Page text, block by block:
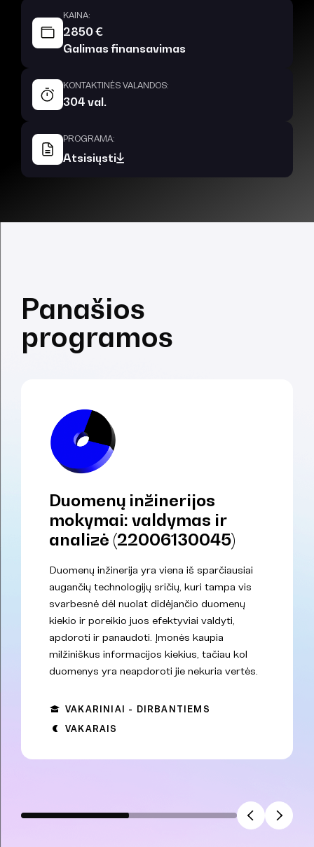
KAINA:
2850 €
Galimas finansavimas
KONTAKTINĖS VALANDOS:
304 val.
PROGRAMA:
Atsisiųsti
Panašios
programos
Duomenų inžinerijos
mokymai: valdymas ir
analizė (22006130045)
Duomenų inžinerija yra viena iš sparčiausiai
augančių technologijų sričių, kuri tampa vis
svarbesnė dėl nuolat didėjančio duomenų
kiekio ir poreikio juos efektyviai valdyti,
apdoroti ir panaudoti. Įmonės kaupia
milžiniškus informacijos kiekius, tačiau kol
duomenys yra neapdoroti jie nekuria vertės.
VAKARINIAI - DIRBANTIEMS
VAKARAIS